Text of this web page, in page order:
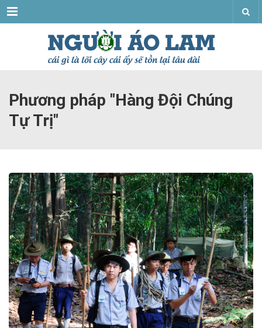
Menu
Phương pháp "Hàng Đội Chúng
Tự Trị"